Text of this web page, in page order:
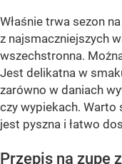
Właśnie trwa sezon
z najsmaczniejszych
wszechstronna.
Jest delikatna w
zarówno w daniach
czy wypiekach. Warto
jest pyszna i łatwo
Przepis na zupę